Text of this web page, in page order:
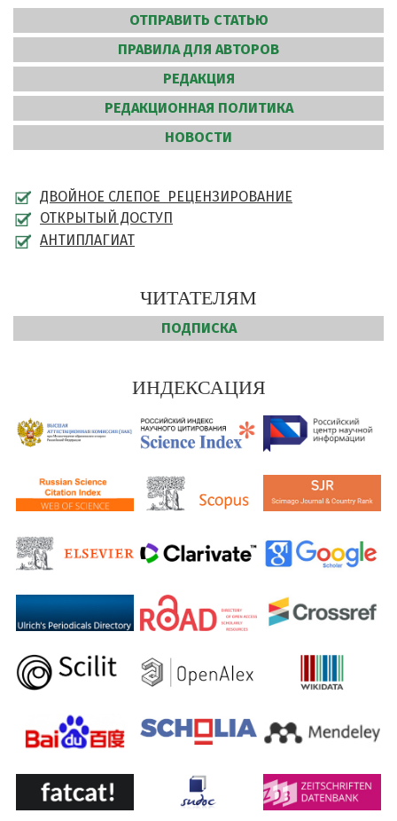
ОТПРАВИТЬ СТАТЬЮ
ПРАВИЛА ДЛЯ АВТОРОВ
РЕДАКЦИЯ
РЕДАКЦИОННАЯ ПОЛИТИКА
НОВОСТИ
ДВОЙНОЕ СЛЕПОЕ РЕЦЕНЗИРОВАНИЕ
ОТКРЫТЫЙ ДОСТУП
АНТИПЛАГИАТ
ЧИТАТЕЛЯМ
ПОДПИСКА
ИНДЕКСАЦИЯ